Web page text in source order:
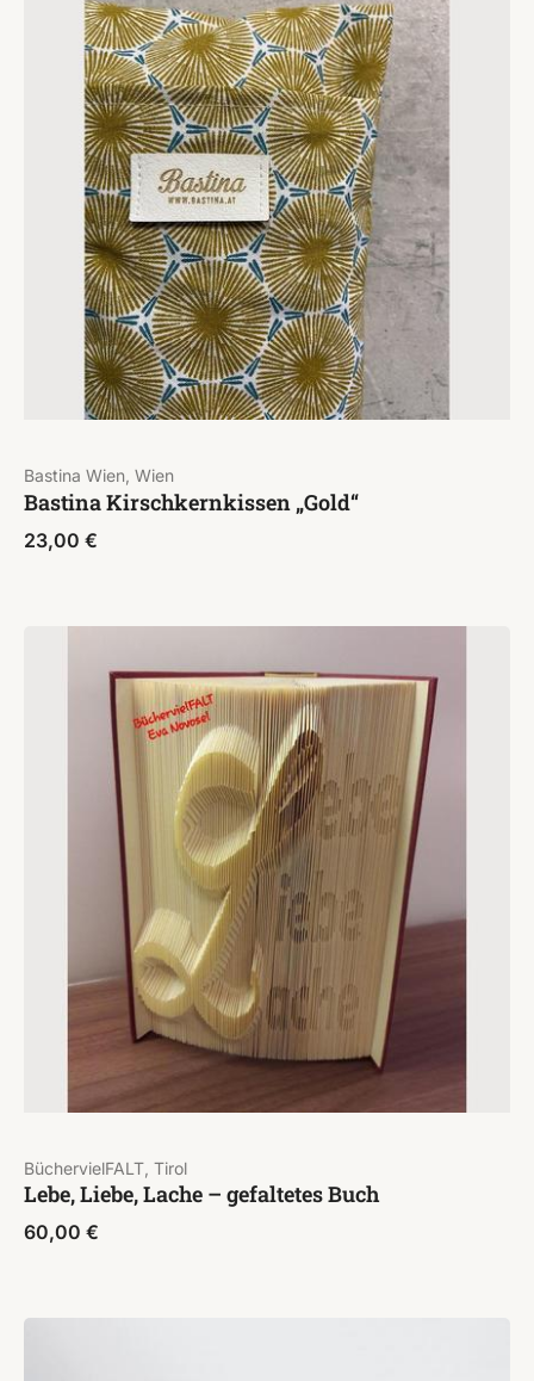
Bastina Wien, Wien
Bastina Kirschkernkissen „Gold“
23,00 €
BüchervielFALT, Tirol
Lebe, Liebe, Lache – gefaltetes Buch
60,00 €